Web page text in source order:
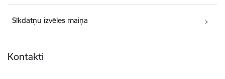
Sīkdatņu izvēles maiņa
Kontakti